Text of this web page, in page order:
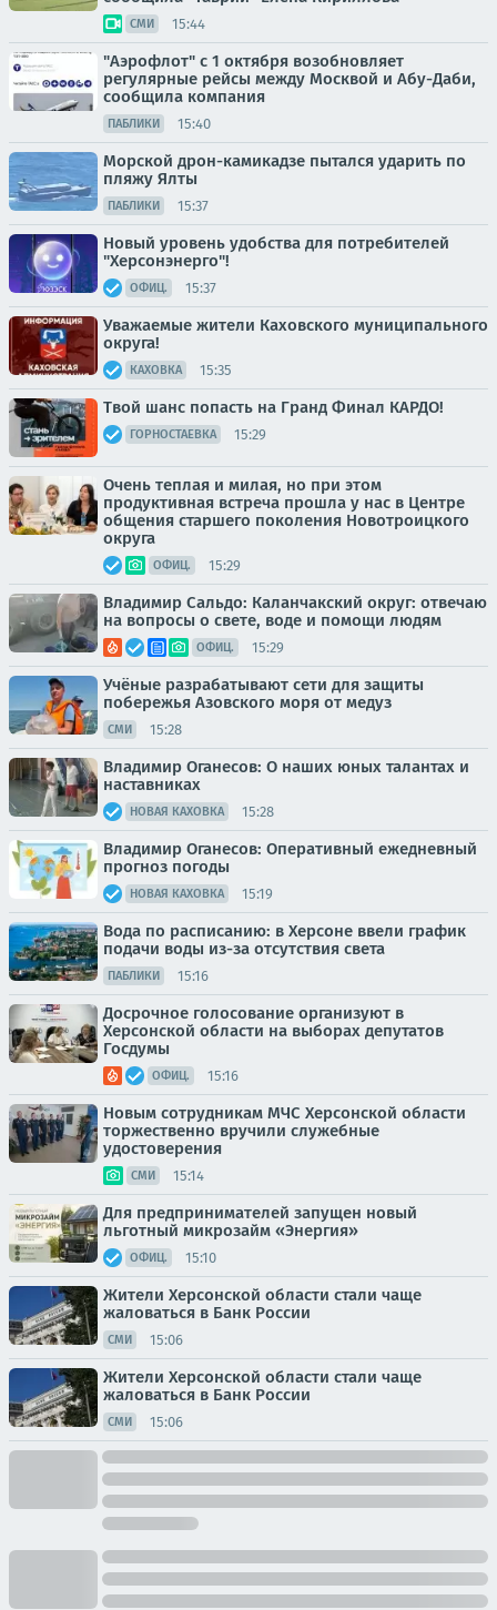
СМИ 15:44
"Аэрофлот" с 1 октября возобновляет
регулярные рейсы между Москвой и Абу-Даби,
сообщила компания
ПАБЛИКИ 15:40
Морской дрон-камикадзе пытался ударить по
пляжу Ялты
ПАБЛИКИ 15:37
Новый уровень удобства для потребителей
"Херсонэнерго"!
ОФИЦ. 15:37
Уважаемые жители Каховского муниципального
округа!
КАХОВКА 15:35
Твой шанс попасть на Гранд Финал КАРДО!
ГОРНОСТАЕВКА 15:29
Очень теплая и милая, но при этом
продуктивная встреча прошла у нас в Центре
общения старшего поколения Новотроицкого
округа
ОФИЦ. 15:29
Владимир Сальдо: Каланчакский округ: отвечаю
на вопросы о свете, воде и помощи людям
ОФИЦ. 15:29
Учёные разрабатывают сети для защиты
побережья Азовского моря от медуз
СМИ 15:28
Владимир Оганесов: О наших юных талантах и
наставниках
НОВАЯ КАХОВКА 15:28
Владимир Оганесов: Оперативный ежедневный
прогноз погоды
НОВАЯ КАХОВКА 15:19
Вода по расписанию: в Херсоне ввели график
подачи воды из-за отсутствия света
ПАБЛИКИ 15:16
Досрочное голосование организуют в
Херсонской области на выборах депутатов
Госдумы
ОФИЦ. 15:16
Новым сотрудникам МЧС Херсонской области
торжественно вручили служебные
удостоверения
СМИ 15:14
Для предпринимателей запущен новый
льготный микрозайм «Энергия»
ОФИЦ. 15:10
Жители Херсонской области стали чаще
жаловаться в Банк России
СМИ 15:06
Жители Херсонской области стали чаще
жаловаться в Банк России
СМИ 15:06